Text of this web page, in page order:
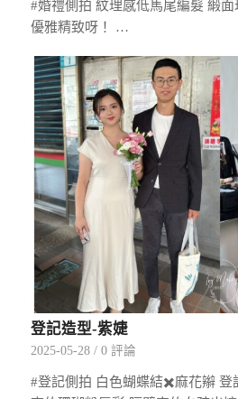
#婚禮側拍 紋理感低馬尾編髮 緞
優雅精致呀！ …
登記造型-紫婕
2025-05-28 / 0 評論
#登記側拍 白色蝴蝶結✖️麻花辮 登